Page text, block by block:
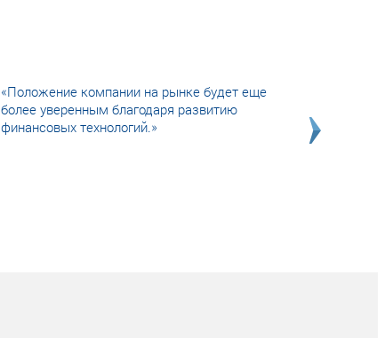
«Положение компании на рынке будет еще
более уверенным благодаря развитию
финансовых технологий.»